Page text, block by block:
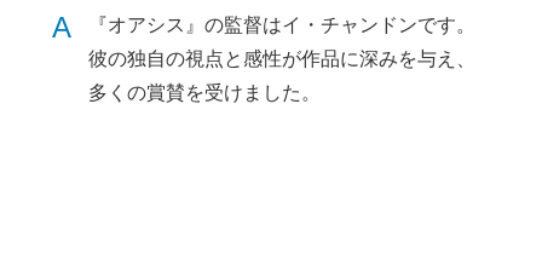
A
『オアシス』の監督はイ・チャンドンです。
彼の独自の視点と感性が作品に深みを与え、
多くの賞賛を受けました。